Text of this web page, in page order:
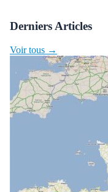
Derniers Articles
Voir tous →